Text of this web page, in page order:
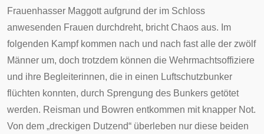
Frauenhasser Maggott aufgrund der im Schloss
anwesenden Frauen durchdreht, bricht Chaos aus. Im
folgenden Kampf kommen nach und nach fast alle der zwölf
Männer um, doch trotzdem können die Wehrmachtsoffiziere
und ihre Begleiterinnen, die in einen Luftschutzbunker
flüchten konnten, durch Sprengung des Bunkers getötet
werden. Reisman und Bowren entkommen mit knapper Not.
Von dem „dreckigen Dutzend“ überleben nur diese beiden